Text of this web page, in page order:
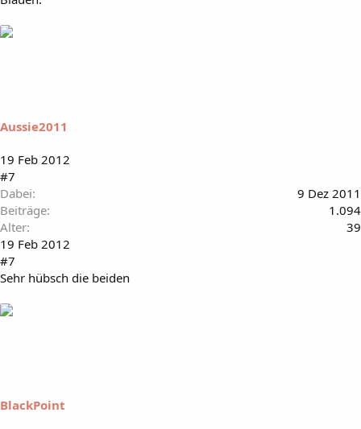
Aussie2011
19 Feb 2012
#7
Dabei
9 Dez 2011
Beiträge
1.094
Alter
39
19 Feb 2012
#7
Sehr hübsch die beiden
BlackPoint